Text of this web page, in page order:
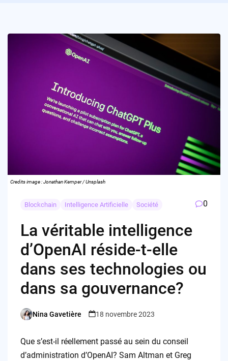
Credits image : Jonathan Kemper / Unsplash
Blockchain Intelligence Artificielle Société 0
La véritable intelligence
d’OpenAI réside-t-elle
dans ses technologies ou
dans sa gouvernance?
Posted
Nina Gavetière 18 novembre 2023
Que s’est-il réellement passé au sein du conseil
d’administration d’OpenAI? Sam Altman et Greg